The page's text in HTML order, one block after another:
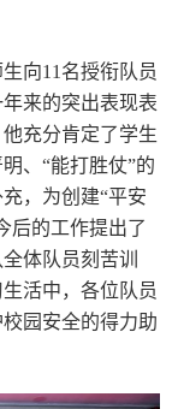
向11名授衔队员
来的突出表现表
充分肯定了学生
、“能打胜仗”的
，为创建“平安
后的工作提出了
体队员刻苦训
活中，各位队员
园安全的得力助